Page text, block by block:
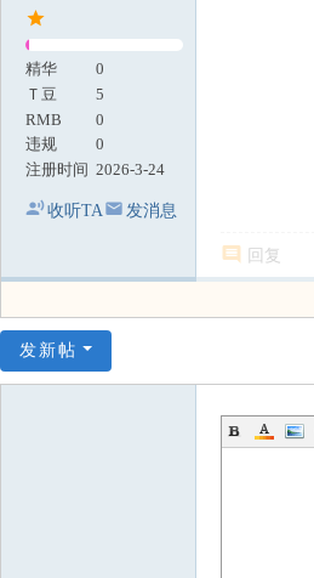
精华
0
Ｔ豆
5
RMB
0
违规
0
注册时间 2026-3-24
收听TA 发消息
回复
发新帖